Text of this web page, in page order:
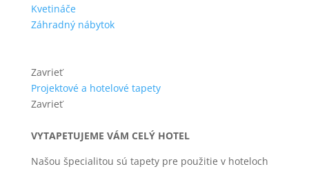
Kvetináče
Záhradný nábytok
Zavrieť
Projektové a hotelové tapety
Zavrieť
VYTAPETUJEME VÁM CELÝ HOTEL
Našou špecialitou sú tapety pre použitie v hoteloch